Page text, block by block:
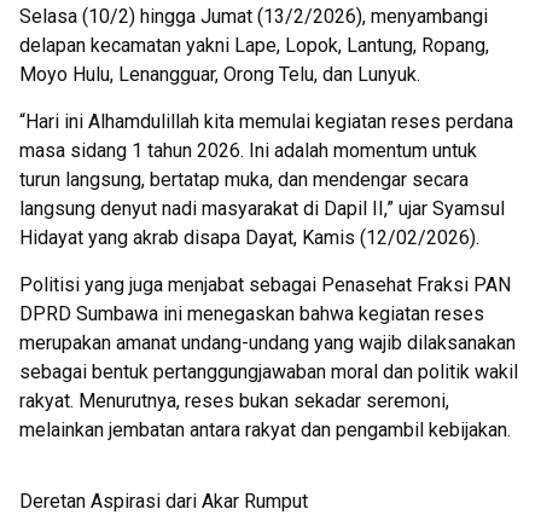
Selasa (10/2) hingga Jumat (13/2/2026), menyambangi
delapan kecamatan yakni Lape, Lopok, Lantung, Ropang,
Moyo Hulu, Lenangguar, Orong Telu, dan Lunyuk.
“Hari ini Alhamdulillah kita memulai kegiatan reses perdana
masa sidang 1 tahun 2026. Ini adalah momentum untuk
turun langsung, bertatap muka, dan mendengar secara
langsung denyut nadi masyarakat di Dapil II,” ujar Syamsul
Hidayat yang akrab disapa Dayat, Kamis (12/02/2026).
Politisi yang juga menjabat sebagai Penasehat Fraksi PAN
DPRD Sumbawa ini menegaskan bahwa kegiatan reses
merupakan amanat undang-undang yang wajib dilaksanakan
sebagai bentuk pertanggungjawaban moral dan politik wakil
rakyat. Menurutnya, reses bukan sekadar seremoni,
melainkan jembatan antara rakyat dan pengambil kebijakan.
Deretan Aspirasi dari Akar Rumput